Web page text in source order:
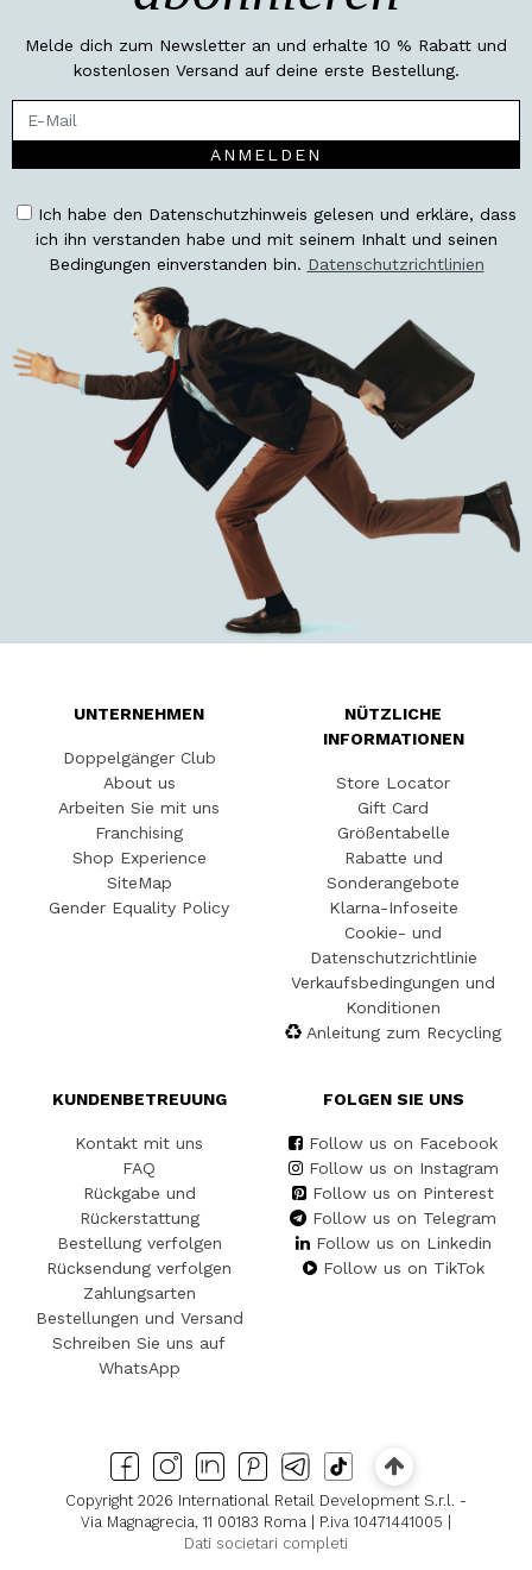
Melde dich zum Newsletter an und erhalte 10 % Rabatt und
kostenlosen Versand auf deine erste Bestellung.
ANMELDEN
Ich habe den Datenschutzhinweis gelesen und erkläre, dass
ich ihn verstanden habe und mit seinem Inhalt und seinen
Bedingungen einverstanden bin. Datenschutzrichtlinien
UNTERNEHMEN
Doppelgänger Club
About us
Arbeiten Sie mit uns
Franchising
Shop Experience
SiteMap
Gender Equality Policy
NÜTZLICHE
INFORMATIONEN
Store Locator
Gift Card
Größentabelle
Rabatte und
Sonderangebote
Klarna-Infoseite
Cookie- und
Datenschutzrichtlinie
Verkaufsbedingungen und
Konditionen
Anleitung zum Recycling
KUNDENBETREUUNG
Kontakt mit uns
FAQ
Rückgabe und
Rückerstattung
Bestellung verfolgen
Rücksendung verfolgen
Zahlungsarten
Bestellungen und Versand
Schreiben Sie uns auf
WhatsApp
FOLGEN SIE UNS
Follow us on Facebook
Follow us on Instagram
Follow us on Pinterest
Follow us on Telegram
Follow us on Linkedin
Follow us on TikTok
Copyright 2026 International Retail Development S.r.l. -
Via Magnagrecia, 11 00183 Roma | P.iva 10471441005 |
Dati societari completi